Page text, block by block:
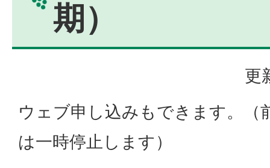
期）
更
ウェブ申し込みもできます。（
は一時停止します）